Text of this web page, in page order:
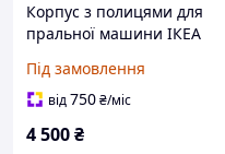
Корпус з полицями для
пральної машини ІКЕА
пральної машини ENHET
ЕНХЕТ білий, 80х30х129
Під замовлення
від750₴/міс
4 500₴